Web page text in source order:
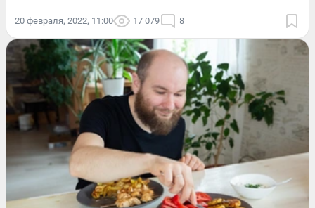
20 февраля, 2022, 11:00 17 079 8